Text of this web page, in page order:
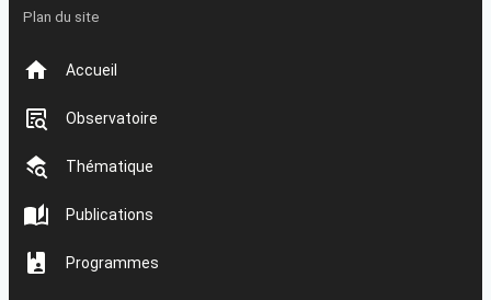
Plan du site
Accueil
Observatoire
Thématique
Publications
Programmes